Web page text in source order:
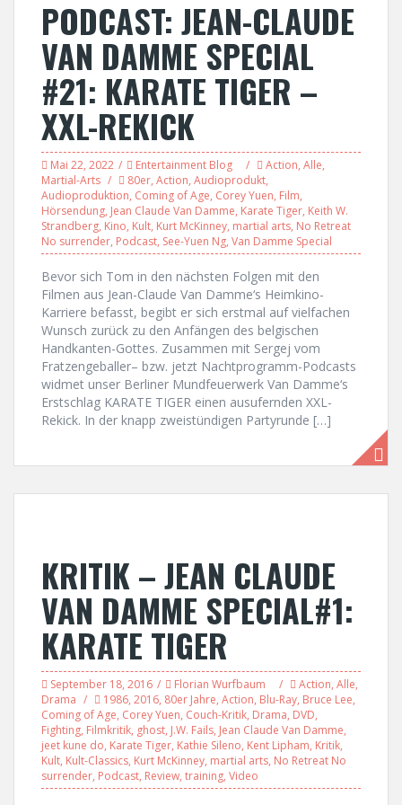
PODCAST: JEAN-CLAUDE
VAN DAMME SPECIAL
#21: KARATE TIGER –
XXL-REKICK
Mai 22, 2022 Entertainment Blog Action, Alle,
Martial-Arts
80er, Action, Audioprodukt,
Audioproduktion, Coming of Age, Corey Yuen, Film,
Hörsendung, Jean Claude Van Damme, Karate Tiger, Keith W.
Strandberg, Kino, Kult, Kurt McKinney, martial arts, No Retreat
No surrender, Podcast, See-Yuen Ng, Van Damme Special
Bevor sich Tom in den nächsten Folgen mit den
Filmen aus Jean-Claude Van Damme‘s Heimkino-
Karriere befasst, begibt er sich erstmal auf vielfachen
Wunsch zurück zu den Anfängen des belgischen
Handkanten-Gottes. Zusammen mit Sergej vom
Fratzengeballer– bzw. jetzt Nachtprogramm-Podcasts
widmet unser Berliner Mundfeuerwerk Van Damme‘s
Erstschlag KARATE TIGER einen ausufernden XXL-
Rekick. In der knapp zweistündigen Partyrunde […]
KRITIK – JEAN CLAUDE
VAN DAMME SPECIAL#1:
KARATE TIGER
September 18, 2016 Florian Wurfbaum Action, Alle,
Drama
1986, 2016, 80er Jahre, Action, Blu-Ray, Bruce Lee,
Coming of Age, Corey Yuen, Couch-Kritik, Drama, DVD,
Fighting, Filmkritik, ghost, J.W. Fails, Jean Claude Van Damme,
jeet kune do, Karate Tiger, Kathie Sileno, Kent Lipham, Kritik,
Kult, Kult-Classics, Kurt McKinney, martial arts, No Retreat No
surrender, Podcast, Review, training, Video